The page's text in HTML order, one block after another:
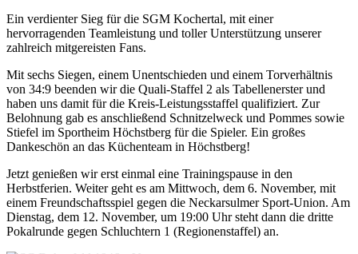
Ein verdienter Sieg für die SGM Kochertal, mit einer
hervorragenden Teamleistung und toller Unterstützung unserer
zahlreich mitgereisten Fans.
Mit sechs Siegen, einem Unentschieden und einem Torverhältnis
von 34:9 beenden wir die Quali-Staffel 2 als Tabellenerster und
haben uns damit für die Kreis-Leistungsstaffel qualifiziert. Zur
Belohnung gab es anschließend Schnitzelweck und Pommes sowie
Stiefel im Sportheim Höchstberg für die Spieler. Ein großes
Dankeschön an das Küchenteam in Höchstberg!
Jetzt genießen wir erst einmal eine Trainingspause in den
Herbstferien. Weiter geht es am Mittwoch, dem 6. November, mit
einem Freundschaftsspiel gegen die Neckarsulmer Sport-Union. Am
Dienstag, dem 12. November, um 19:00 Uhr steht dann die dritte
Pokalrunde gegen Schluchtern 1 (Regionenstaffel) an.